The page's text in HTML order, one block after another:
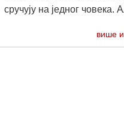
сручују на једног
више